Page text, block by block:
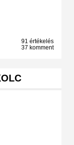
91 értékelés
37 komment